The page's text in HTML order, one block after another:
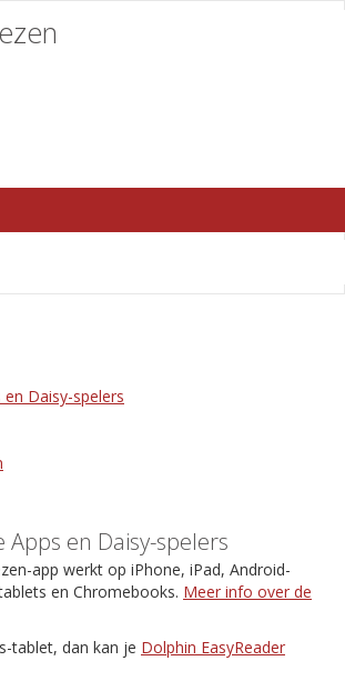
Daisy-spelers
en Daisy-spelers
app werkt op iPhone, iPad, Android-
en Chromebooks. Meer info over de
tablet, dan kan je Dolphin EasyReader